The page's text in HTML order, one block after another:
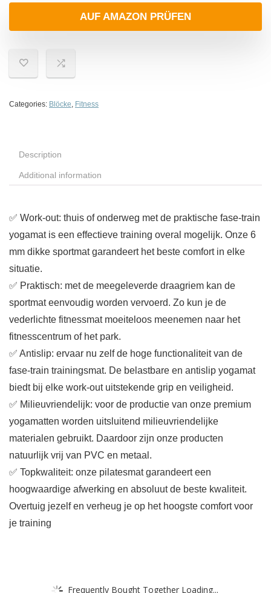
AUF AMAZON PRÜFEN
Categories: Blöcke, Fitness
Description
Additional information
✅ Work-out: thuis of onderweg met de praktische fase-train
yogamat is een effectieve training overal mogelijk. Onze 6
mm dikke sportmat garandeert het beste comfort in elke
situatie.
✅ Praktisch: met de meegeleverde draagriem kan de
sportmat eenvoudig worden vervoerd. Zo kun je de
vederlichte fitnessmat moeiteloos meenemen naar het
fitnesscentrum of het park.
✅ Antislip: ervaar nu zelf de hoge functionaliteit van de
fase-train trainingsmat. De belastbare en antislip yogamat
biedt bij elke work-out uitstekende grip en veiligheid.
✅ Milieuvriendelijk: voor de productie van onze premium
yogamatten worden uitsluitend milieuvriendelijke
materialen gebruikt. Daardoor zijn onze producten
natuurlijk vrij van PVC en metaal.
✅ Topkwaliteit: onze pilatesmat garandeert een
hoogwaardige afwerking en absoluut de beste kwaliteit.
Overtuig jezelf en verheug je op het hoogste comfort voor
je training
Frequently Bought Together Loading...